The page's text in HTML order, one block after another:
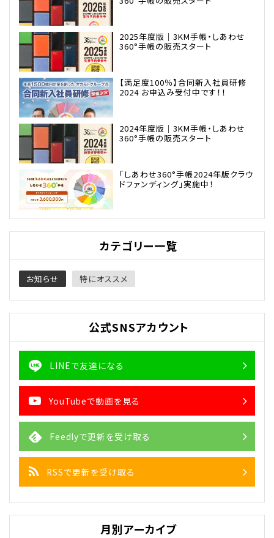
2025年度版｜3KM手帳・しあわせ
360°手帳の販売スタート
【満足度100％】合同新入社員研修
2024 お申込み受付中です！！
2024年度版｜3KM手帳・しあわせ
360°手帳の販売スタート
「しあわせ360°手帳2024年版クラウ
ドファンディング」実施中！
カテゴリー一覧
お知らせ 特にオススメ
公式SNSアカウント
LINEで友達になる
YouTubeで動画を見る
Feedlyで更新を受け取る
RSSで更新を受け取る
月別アーカイブ